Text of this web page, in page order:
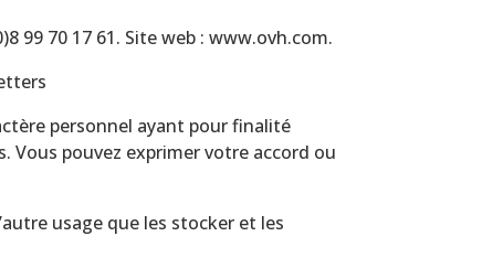
99 70 17 61. Site web : www.ovh.com.
personnel ayant pour finalité
Vous pouvez exprimer votre accord ou
usage que les stocker et les